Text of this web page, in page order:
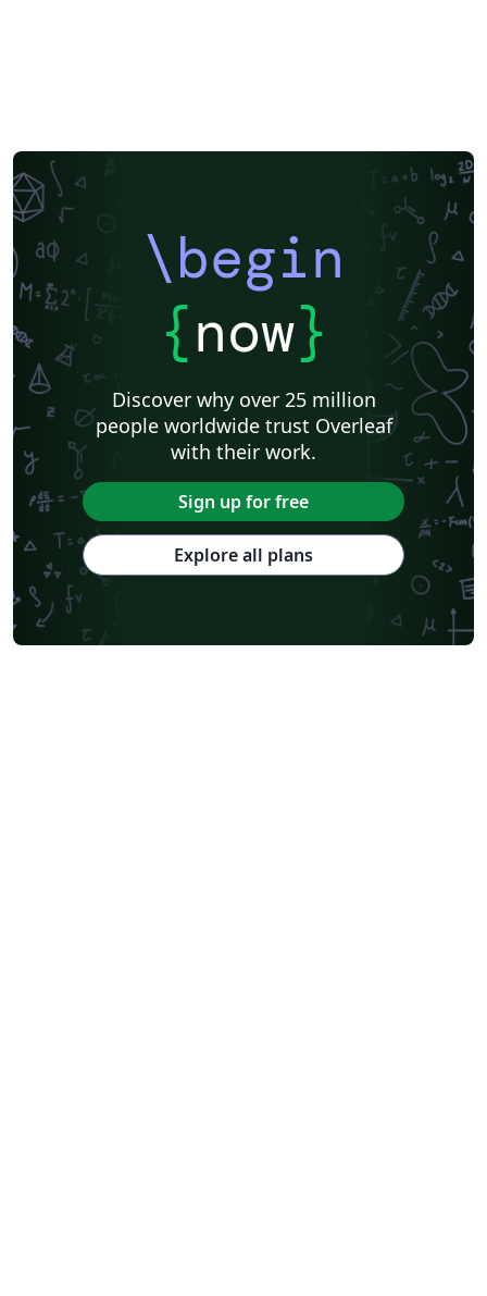
\begin
{now}
Discover why over 25 million
people worldwide trust Overleaf
with their work.
Sign up for free
Explore all plans